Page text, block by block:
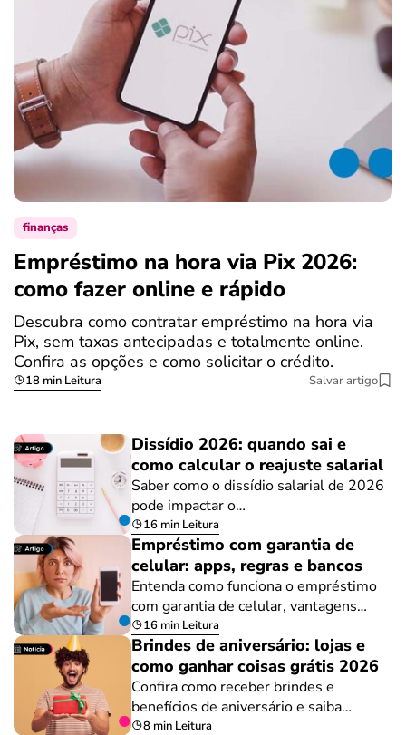
finanças
Empréstimo na hora via Pix 2026:
como fazer online e rápido
Descubra como contratar empréstimo na hora via
Pix, sem taxas antecipadas e totalmente online.
Confira as opções e como solicitar o crédito.
18 min Leitura Salvar artigo
Dissídio 2026: quando sai e
como calcular o reajuste salarial
Saber como o dissídio salarial de 2026
pode impactar o…
16 min Leitura
Empréstimo com garantia de
celular: apps, regras e bancos
Entenda como funciona o empréstimo
com garantia de celular, vantagens…
16 min Leitura
Brindes de aniversário: lojas e
como ganhar coisas grátis 2026
Confira como receber brindes e
benefícios de aniversário e saiba…
8 min Leitura